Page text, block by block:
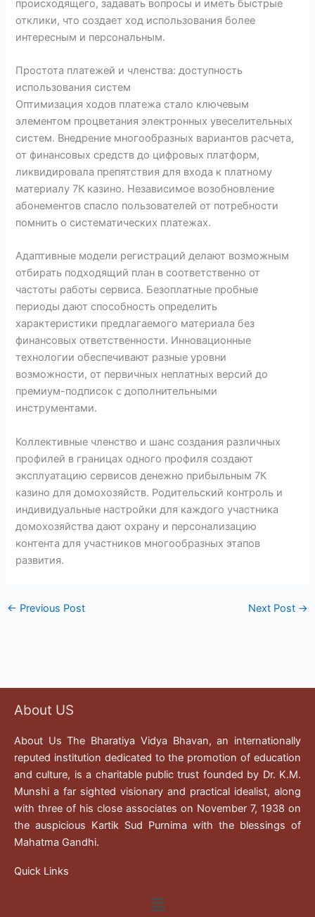
происходящего, задавать вопросы и иметь быстрые
отклики, что создает ход использования более
интересным и персональным.
Простота платежей и членства: доступность
использования систем
Оптимизация ходов платежа стало ключевым
элементом процветания электронных увеселительных
систем. Внедрение многообразных вариантов расчета,
от финансовых средств до цифровых платформ,
ликвидировала препятствия для входа к платному
материалу 7К казино. Независимое возобновление
абонементов спасло пользователей от потребности
помнить о систематических платежах.
Адаптивные модели регистраций делают возможным
отбирать подходящий план в соответственно от
частоты работы сервиса. Безоплатные пробные
периоды дают способность определить
характеристики предлагаемого материала без
финансовых ответственности. Инновационные
технологии обеспечивают разные уровни
возможности, от первичных неплатных версий до
премиум-подписок с дополнительными
инструментами.
Коллективные членство и шанс создания различных
профилей в границах одного профиля создают
эксплуатацию сервисов денежно прибыльным 7К
казино для домохозяйств. Родительский контроль и
индивидуальные настройки для каждого участника
домохозяйства дают охрану и персонализацию
контента для участников многообразных этапов
развития.
← Previous Post Next Post →
About US
About Us The Bharatiya Vidya Bhavan, an internationally
reputed institution dedicated to the promotion of education
and culture, is a charitable public trust founded by Dr. K.M.
Munshi a far sighted visionary and practical idealist, along
with three of his close associates on November 7, 1938 on
the auspicious Kartik Sud Purnima with the blessings of
Mahatma Gandhi.
Quick Links
Menu